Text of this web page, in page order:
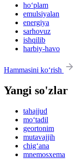
ho‘plam
emulsiyalan
energiya
sarhovuz
ishqilib
harbiy-havo
Hammasini ko‘rish
Yangi so'zlar
tahajjud
mo‘tadil
geortonim
mutavajjih
chig‘ana
mnemosxema